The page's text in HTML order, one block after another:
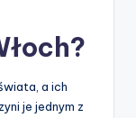
a ich
je jednym z